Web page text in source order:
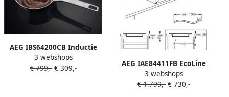
AEG IBS64200CB Inductie
kookplaat inbouw
Panherkenning
3 webshops
€ 799,- € 309,-
AEG IAE84411FB EcoLine
7000 serie SenseBoil
Inductiekookplaat Inbouw
3 webshops
€ 1.799,- € 730,-